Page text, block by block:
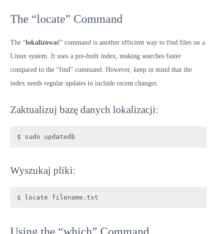
The “locate” Command
The “lokalizować” command is another efficient way to find files on a
Linux system. It uses a pre-built index, making searches faster
compared to the “find” command. However, keep in mind that the
index needs regular updates to include recent changes.
Zaktualizuj bazę danych lokalizacji:
$ sudo updatedb
Wyszukaj pliki:
$ locate filename.txt